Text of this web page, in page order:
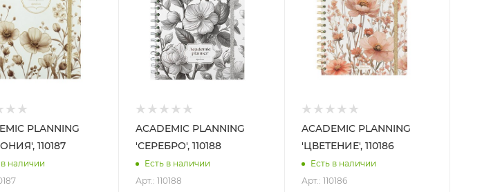
PLANNING
110187
в наличии
ACADEMIC PLANNING
'СЕРЕБРО', 110188
Есть в наличии
Арт.: 110188
ACADEMIC PLANNING
'ЦВЕТЕНИЕ', 110186
Есть в наличии
Арт.: 110186